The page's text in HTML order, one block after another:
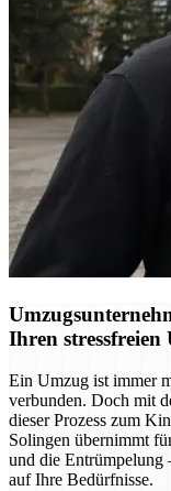
Ihren stressfreien
Ein Umzug ist immer
verbunden. Doch mit
dieser Prozess zum
Solingen übernimmt
und die Entrümpelung
auf Ihre Bedürfnisse.